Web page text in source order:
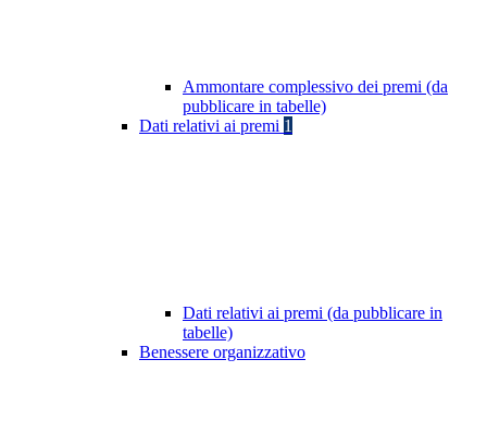
Ammontare complessivo dei premi (da
pubblicare in tabelle)
Dati relativi ai premi 1
Dati relativi ai premi (da pubblicare in
tabelle)
Benessere organizzativo